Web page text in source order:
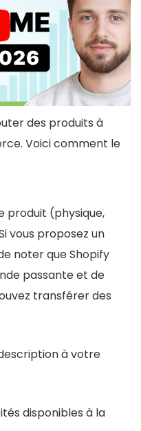
des produits à
Voici comment le
produit (physique,
vous proposez un
noter que Shopify
passante et de
transférer des
à votre
disponibles à la